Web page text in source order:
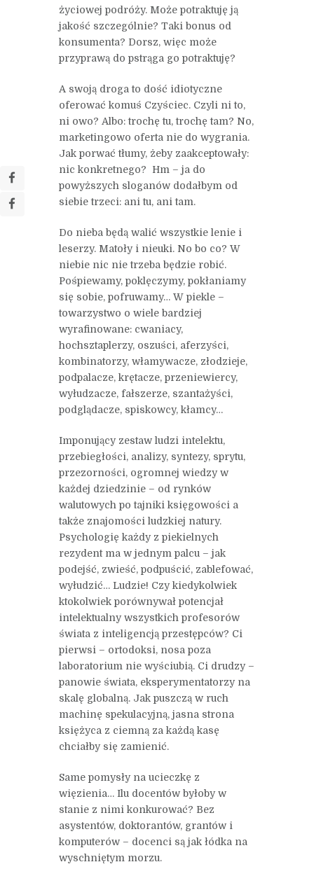
życiowej podróży. Może potraktuję ją
jakość szczególnie? Taki bonus od
konsumenta? Dorsz, więc może
przyprawą do pstrąga go potraktuję?
A swoją droga to dość idiotyczne
oferować komuś Czyściec. Czyli ni to,
ni owo? Albo: trochę tu, trochę tam? No,
marketingowo oferta nie do wygrania.
Jak porwać tłumy, żeby zaakceptowały:
nic konkretnego? Hm – ja do
powyższych sloganów dodałbym od
siebie trzeci: ani tu, ani tam.
Do nieba będą walić wszystkie lenie i
leserzy. Matoły i nieuki. No bo co? W
niebie nic nie trzeba będzie robić.
Pośpiewamy, poklęczymy, pokłaniamy
się sobie, pofruwamy… W piekle –
towarzystwo o wiele bardziej
wyrafinowane: cwaniacy,
hochsztaplerzy, oszuści, aferzyści,
kombinatorzy, włamywacze, złodzieje,
podpalacze, krętacze, przeniewiercy,
wyłudzacze, fałszerze, szantażyści,
podglądacze, spiskowcy, kłamcy…
Imponujący zestaw ludzi intelektu,
przebiegłości, analizy, syntezy, sprytu,
przezorności, ogromnej wiedzy w
każdej dziedzinie – od rynków
walutowych po tajniki księgowości a
także znajomości ludzkiej natury.
Psychologię każdy z piekielnych
rezydent ma w jednym palcu – jak
podejść, zwieść, podpuścić, zablefować,
wyłudzić… Ludzie! Czy kiedykolwiek
ktokolwiek porównywał potencjał
intelektualny wszystkich profesorów
świata z inteligencją przestępców? Ci
pierwsi – ortodoksi, nosa poza
laboratorium nie wyściubią. Ci drudzy –
panowie świata, eksperymentatorzy na
skalę globalną. Jak puszczą w ruch
machinę spekulacyjną, jasna strona
księżyca z ciemną za każdą kasę
chciałby się zamienić.
Same pomysły na ucieczkę z
więzienia… Ilu docentów byłoby w
stanie z nimi konkurować? Bez
asystentów, doktorantów, grantów i
komputerów – docenci są jak łódka na
wyschniętym morzu.